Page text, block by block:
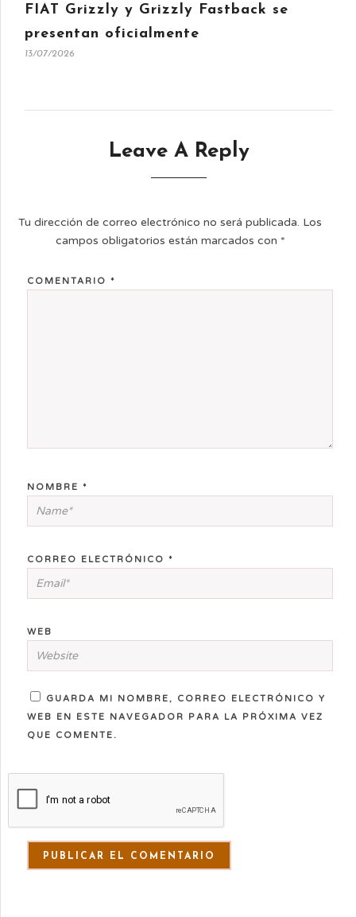
FIAT Grizzly y Grizzly Fastback se
presentan oficialmente
13/07/2026
Leave A Reply
Tu dirección de correo electrónico no será publicada. Los
campos obligatorios están marcados con *
COMENTARIO *
NOMBRE *
CORREO ELECTRÓNICO *
WEB
GUARDA MI NOMBRE, CORREO ELECTRÓNICO Y
WEB EN ESTE NAVEGADOR PARA LA PRÓXIMA VEZ
QUE COMENTE.